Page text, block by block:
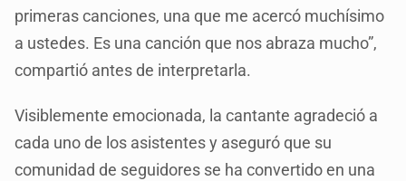
primeras canciones, una que me acercó muchísimo
a ustedes. Es una canción que nos abraza mucho”,
compartió antes de interpretarla.
Visiblemente emocionada, la cantante agradeció a
cada uno de los asistentes y aseguró que su
comunidad de seguidores se ha convertido en una